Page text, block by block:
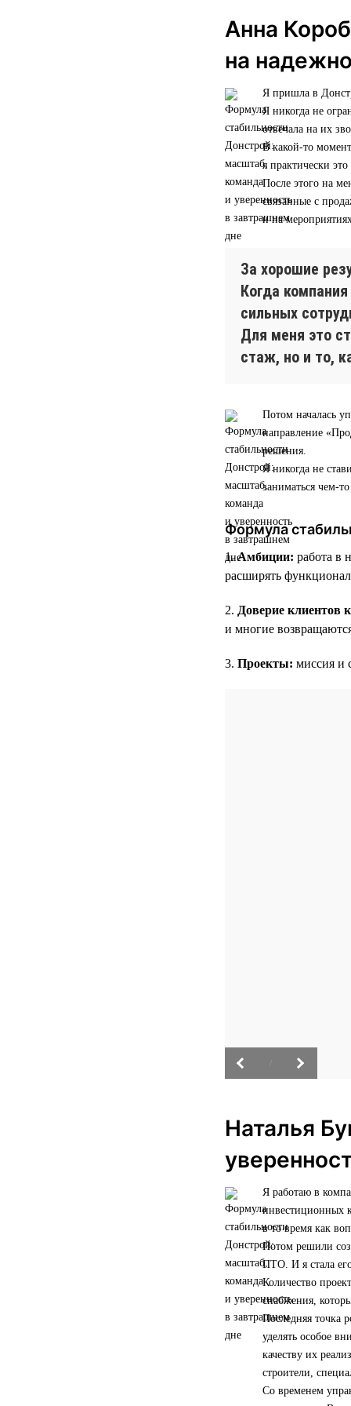
Анна
на
Я пришла в
Я никогда не
отвечала на их
В какой-то
я практически
После этого на
связанные с
и на
За хорошие
Когда
сильных
Для меня это
стаж, но и то,
Потом началась
направление
решения.
Я никогда не
заниматься чем-
Формула
1.Амбиции: работа в
расширять
2. Доверие клиентов
и многие
3. Проекты: миссия и
Наталья
Я работаю в
инвестиционных
в то время как
Потом решили
ПТО. И я стала
Количество
снабжения,
Последняя точка
уделять особое
качеству их
строители,
Со временем